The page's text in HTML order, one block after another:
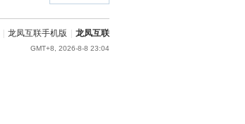
龙凤互联手机版 龙凤互联
GMT+8, 2026-8-8 23:04